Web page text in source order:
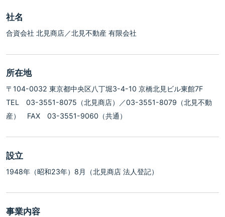
社名
合資会社 北見商店／北見不動産 有限会社
所在地
〒104-0032 東京都中央区八丁堀3-4-10 京橋北見ビル東館7F
TEL 03-3551-8075（北見商店）／03-3551-8079（北見不動
産） FAX 03-3551-9060（共通）
設立
1948年（昭和23年）8月（北見商店 法人登記）
事業内容